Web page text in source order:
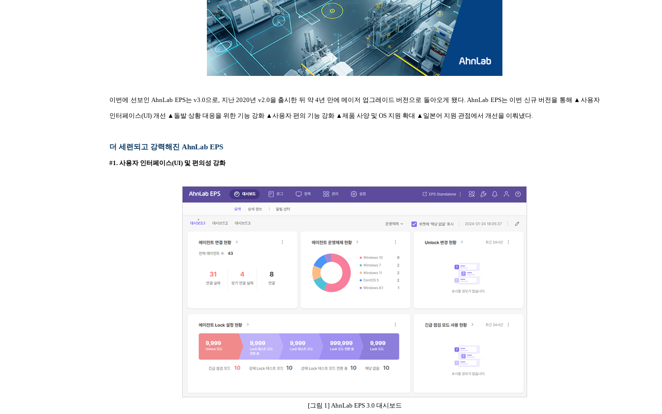
이번에 선보인 AhnLab EPS는 v3.0으로, 지난 2020년 v2.0을 출시한 뒤 약 4년 만에 메이저 업그레이드 버전으로 돌아오게 됐다. AhnLab EPS는 이번 신규 버전을 통해 ▲사용자
인터페이스(UI) 개선 ▲돌발 상황 대응을 위한 기능 강화 ▲사용자 편의 기능 강화 ▲제품 사양 및 OS 지원 확대 ▲일본어 지원 관점에서 개선을 이뤄냈다.
더 세련되고 강력해진 AhnLab EPS
#1. 사용자 인터페이스(UI) 및 편의성 강화
[그림 1] AhnLab EPS 3.0 대시보드